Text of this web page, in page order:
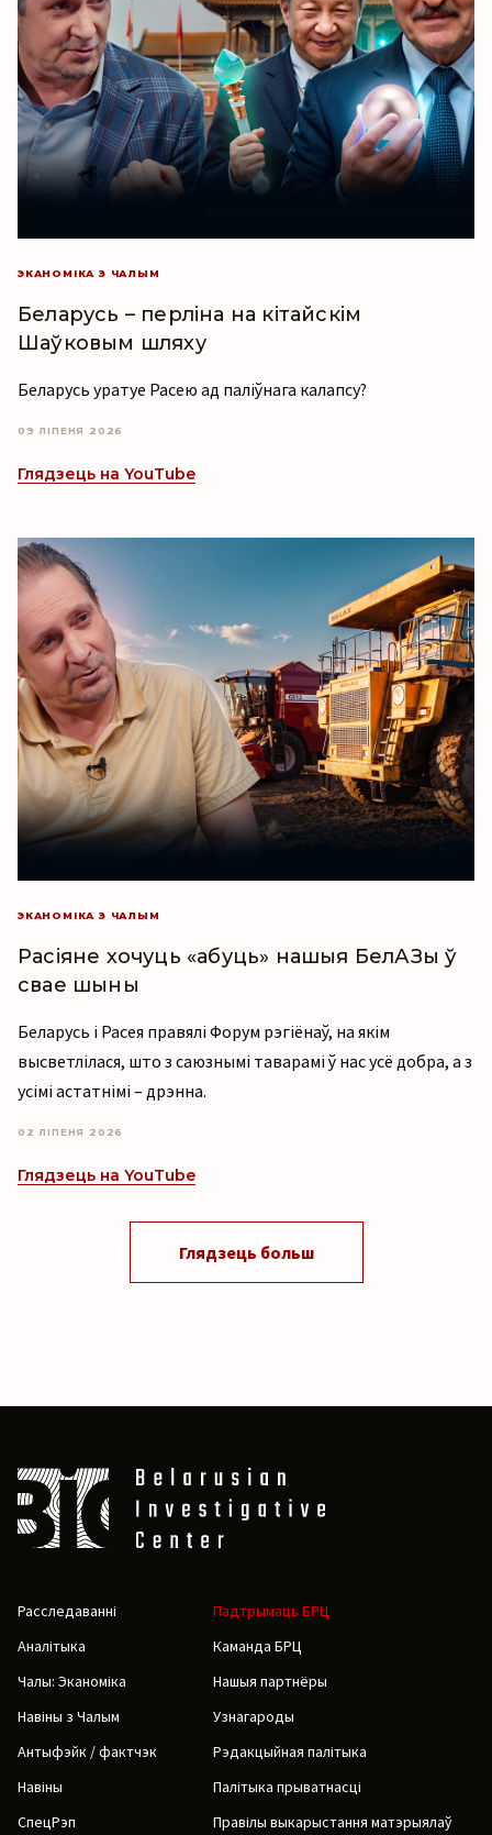
ЭКАНОМІКА З ЧАЛЫМ
Беларусь – перліна на кітайскім
Шаўковым шляху
Беларусь уратуе Расею ад паліўнага калапсу?
09 ЛІПЕНЯ 2026
Глядзець на YouTube
ЭКАНОМІКА З ЧАЛЫМ
Расіяне хочуць «абуць» нашыя БелАЗы ў
свае шыны
Беларусь і Расея правялі Форум рэгіёнаў, на якім
высветлілася, што з саюзнымі таварамі ў нас усё добра, а з
усімі астатнімі – дрэнна.
02 ЛІПЕНЯ 2026
Глядзець на YouTube
Глядзець больш
Расследаванні
Аналітыка
Чалы: Эканоміка
Навіны з Чалым
Антыфэйк / фактчэк
Навіны
СпецРэп
Падтрымаць БРЦ
Каманда БРЦ
Нашыя партнёры
Узнагароды
Рэдакцыйная палітыка
Палітыка прыватнасці
Правілы выкарыстання матэрыялаў